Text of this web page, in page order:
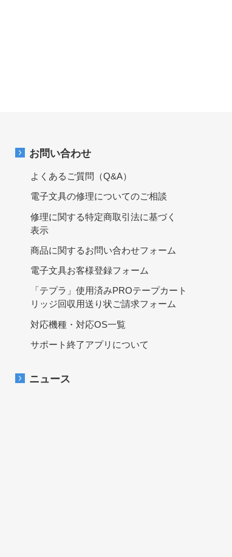
お問い合わせ
よくあるご質問（Q&A）
電子文具の修理についてのご相談
修理に関する特定商取引法に基づく
表示
商品に関するお問い合わせフォーム
電子文具お客様登録フォーム
「テプラ」使用済みPROテープカート
リッジ回収用送り状ご請求フォーム
対応機種・対応OS一覧
サポート終了アプリについて
ニュース